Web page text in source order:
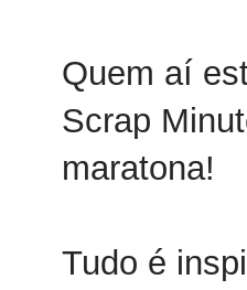
Quem aí
Scrap
maratona!
Tudo é